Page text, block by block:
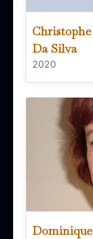
Christophe
Da Silva
2020
Dominique